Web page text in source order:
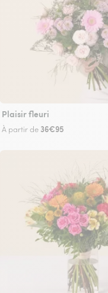
Plaisir fleuri
À partir de 36€95